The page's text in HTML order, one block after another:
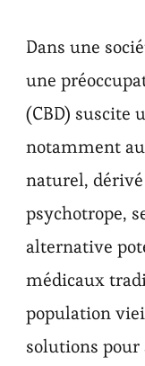
Dans une
une
(CBD) suscite
notamment
naturel,
psychotrope,
alternative
médicaux
population
solutions